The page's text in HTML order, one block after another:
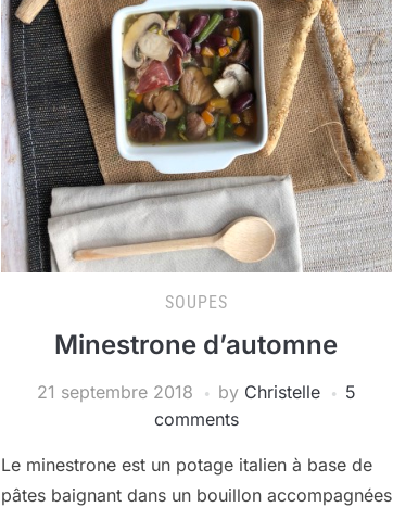
SOUPES
Minestrone d’automne
21 septembre 2018 by Christelle
5
comments
Le minestrone est un potage italien à base de
pâtes baignant dans un bouillon accompagnées